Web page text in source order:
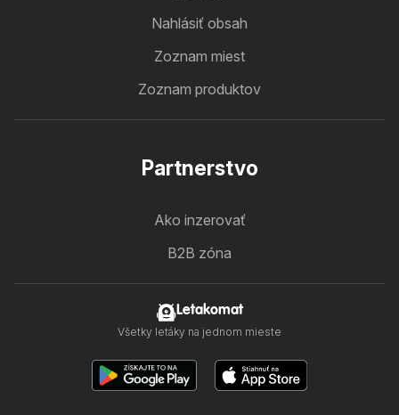
Nahlásiť obsah
Zoznam miest
Zoznam produktov
Partnerstvo
Ako inzerovať
B2B zóna
Letakomat
Všetky letáky na jednom mieste